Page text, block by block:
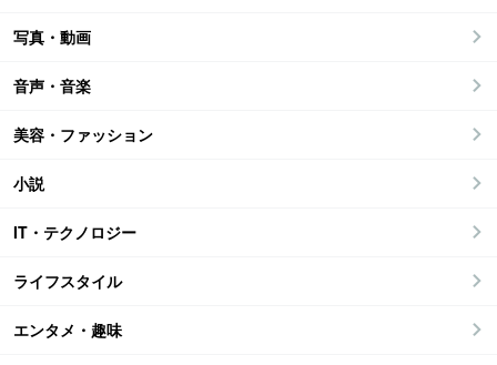
写真・動画
音声・音楽
美容・ファッション
小説
IT・テクノロジー
ライフスタイル
エンタメ・趣味